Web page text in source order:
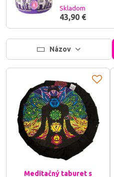
Skladom
43,90 €
Názov
Meditačný taburet s